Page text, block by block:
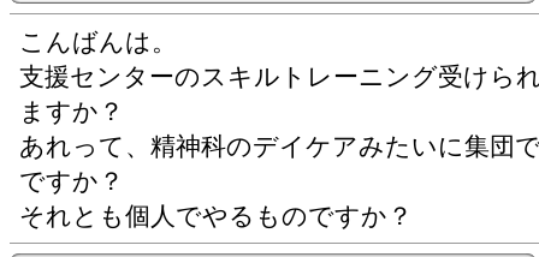
こんばんは。
支援センターのスキルトレーニング受けら
ますか？
あれって、精神科のデイケアみたいに集団
ですか？
それとも個人でやるものですか？